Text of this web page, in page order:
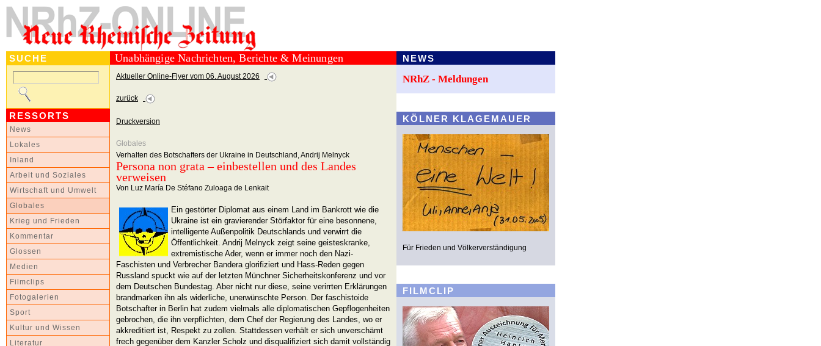
SUCHE
RESSORTS
News
Lokales
Inland
Arbeit und Soziales
Wirtschaft und Umwelt
Globales
Krieg und Frieden
Kommentar
Glossen
Medien
Filmclips
Fotogalerien
Sport
Kultur und Wissen
Literatur
Unabhängige Nachrichten, Berichte & Meinungen
Aktueller Online-Flyer vom 06. August 2026
zurück
Druckversion
Globales
Verhalten des Botschafters der Ukraine in Deutschland, Andrij Melnyck
Persona non grata – einbestellen und des Landes
verweisen
Von Luz María De Stéfano Zuloaga de Lenkait
Ein gestörter Diplomat aus einem Land im Bankrott wie die
Ukraine ist ein gravierender Störfaktor für eine besonnene,
intelligente Außenpolitik Deutschlands und verwirrt die
Öffentlichkeit. Andrij Melnyck zeigt seine geisteskranke,
extremistische Ader, wenn er immer noch den Nazi-
Faschisten und Verbrecher Bandera glorifiziert und Hass-Reden gegen
Russland spuckt wie auf der letzten Münchner Sicherheitskonferenz und vor
dem Deutschen Bundestag. Aber nicht nur diese, seine verirrten Erklärungen
brandmarken ihn als widerliche, unerwünschte Person. Der faschistoide
Botschafter in Berlin hat zudem vielmals alle diplomatischen Gepflogenheiten
gebrochen, die ihn verpflichten, dem Chef der Regierung des Landes, wo er
akkreditiert ist, Respekt zu zollen. Stattdessen verhält er sich unverschämt
frech gegenüber dem Kanzler Scholz und disqualifiziert sich damit vollständig
NEWS
NRhZ - Meldungen
KÖLNER KLAGEMAUER
Für Frieden und Völkerverständigung
FILMCLIP